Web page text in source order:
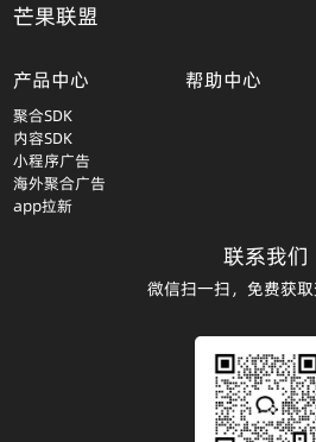
芒果联盟
产品中心
聚合SDK
内容SDK
小程序广告
海外聚合广告
app拉新
帮助中心
联系我们
微信扫一扫，免费获